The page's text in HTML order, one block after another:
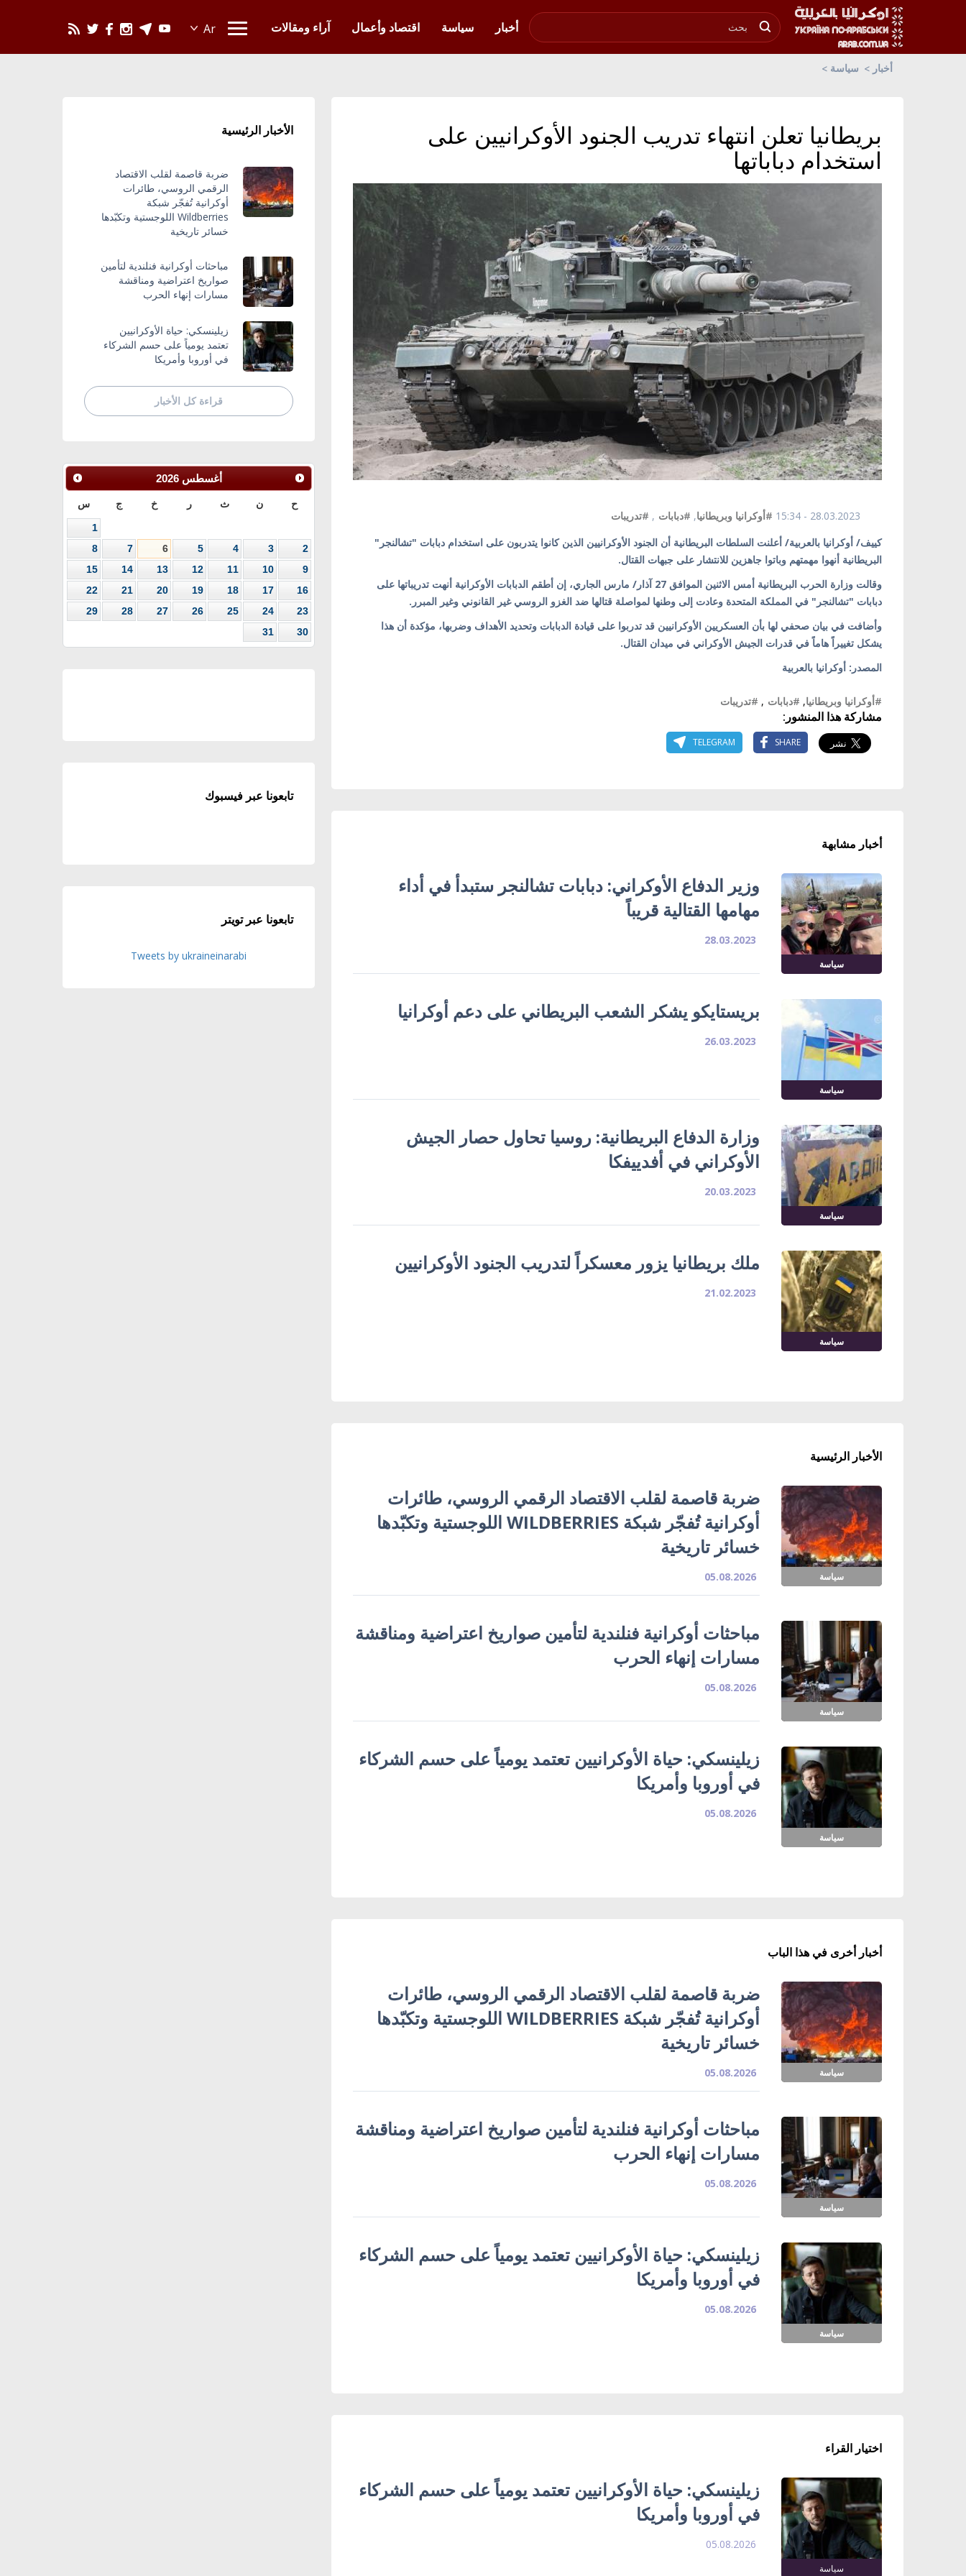
أخبار
سياسة اقتصاد وأعمال آراء ومقالات
أخبار سياسة
بريطانيا تعلن انتهاء تدريب الجنود الأوكرانيين على
استخدام دباباتها
28.03.2023 - 15:34 #أوكرانيا وبريطانيا, #دبابات , #تدريبات
كييف/ أوكرانيا بالعربية/ أعلنت السلطات البريطانية أن الجنود الأوكرانيين الذين كانوا يتدربون على استخدام دبابات "تشالنجر"
البريطانية أنهوا مهمتهم وباتوا جاهزين للانتشار على جبهات القتال.
وقالت وزارة الحرب البريطانية أمس الاثنين الموافق 27 آذار/ مارس الجاري، إن أطقم الدبابات الأوكرانية أنهت تدريباتها على
دبابات "تشالنجر" في المملكة المتحدة وعادت إلى وطنها لمواصلة قتالها ضد الغزو الروسي غير القانوني وغير المبرر.
وأضافت في بيان صحفي لها بأن العسكريين الأوكرانيين قد تدربوا على قيادة الدبابات وتحديد الأهداف وضربها، مؤكدة أن هذا
يشكل تغييراً هاماً في قدرات الجيش الأوكراني في ميدان القتال.
المصدر: أوكرانيا بالعربية
#أوكرانيا وبريطانيا, #دبابات , #تدريبات
مشاركة هذا المنشور:
SHARE
TELEGRAM
أخبار مشابهة
سياسة
وزير الدفاع الأوكراني: دبابات تشالنجر ستبدأ في أداء
مهامها القتالية قريباً
28.03.2023
سياسة
بريستايكو يشكر الشعب البريطاني على دعم أوكرانيا
26.03.2023
سياسة
وزارة الدفاع البريطانية: روسيا تحاول حصار الجيش
الأوكراني في أفدييفكا
20.03.2023
سياسة
ملك بريطانيا يزور معسكراً لتدريب الجنود الأوكرانيين
21.02.2023
الأخبار الرئيسية
سياسة
ضربة قاصمة لقلب الاقتصاد الرقمي الروسي، طائرات
أوكرانية تُفجّر شبكة WILDBERRIES اللوجستية وتكبّدها
خسائر تاريخية
05.08.2026
سياسة
مباحثات أوكرانية فنلندية لتأمين صواريخ اعتراضية ومناقشة
مسارات إنهاء الحرب
05.08.2026
سياسة
زيلينسكي: حياة الأوكرانيين تعتمد يومياً على حسم الشركاء
في أوروبا وأمريكا
05.08.2026
أخبار أخرى في هذا الباب
سياسة
ضربة قاصمة لقلب الاقتصاد الرقمي الروسي، طائرات
أوكرانية تُفجّر شبكة WILDBERRIES اللوجستية وتكبّدها
خسائر تاريخية
05.08.2026
سياسة
مباحثات أوكرانية فنلندية لتأمين صواريخ اعتراضية ومناقشة
مسارات إنهاء الحرب
05.08.2026
سياسة
زيلينسكي: حياة الأوكرانيين تعتمد يومياً على حسم الشركاء
في أوروبا وأمريكا
05.08.2026
اختيار القراء
سياسة
زيلينسكي: حياة الأوكرانيين تعتمد يومياً على حسم الشركاء
في أوروبا وأمريكا
05.08.2026
الأخبار الرئيسية
ضربة قاصمة لقلب الاقتصاد
الرقمي الروسي، طائرات
أوكرانية تُفجّر شبكة
Wildberries اللوجستية وتكبّدها
خسائر تاريخية
مباحثات أوكرانية فنلندية لتأمين
صواريخ اعتراضية ومناقشة
مسارات إنهاء الحرب
زيلينسكي: حياة الأوكرانيين
تعتمد يومياً على حسم الشركاء
في أوروبا وأمريكا
قراءة كل الأخبار
أغسطس 2026
ح ن ث ر خ ج س
1
2
3
4
5
6
7
8
9
10
11
12
13
14
15
16
17
18
19
20
21
22
23
24
25
26
27
28
29
30
31
تابعونا عبر فيسبوك
تابعونا عبر تويتر
Tweets by ukraineinarabi